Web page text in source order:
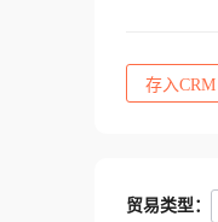
存入CRM
贸易类型：